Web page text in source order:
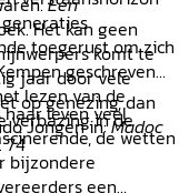
Het kan geen
komt te
jaar door vele
op genezing, dan
Jongen in:Madoc
toegerust om zich
geschreven
lezen van de
verbazing in de
74
leven veel
de wetten
bijzondere
een